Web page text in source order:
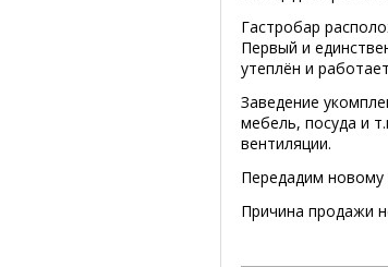
Гастробар
Первый и
утеплён и
Заведение
мебель, посуда и
вентиляции.
Передадим новому
Причина продажи